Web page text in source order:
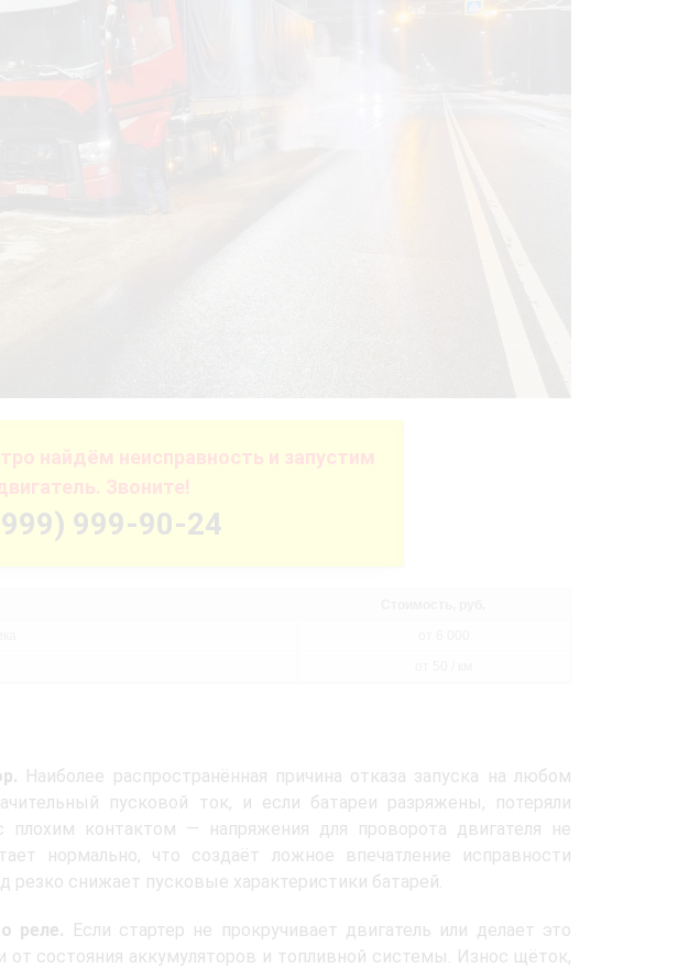
найдём неисправность и запустим
Звоните!
999-90-24
Наиболее распространённая причина отказа запуска на любом
пусковой ток, и если батареи разряжены, потеряли
контактом — напряжения для проворота двигателя не
нормально, что создаёт ложное впечатление исправности
резко снижает пусковые характеристики батарей.
реле. Если стартер не прокручивает двигатель или делает это
состояния аккумуляторов и топливной системы. Износ щёток,